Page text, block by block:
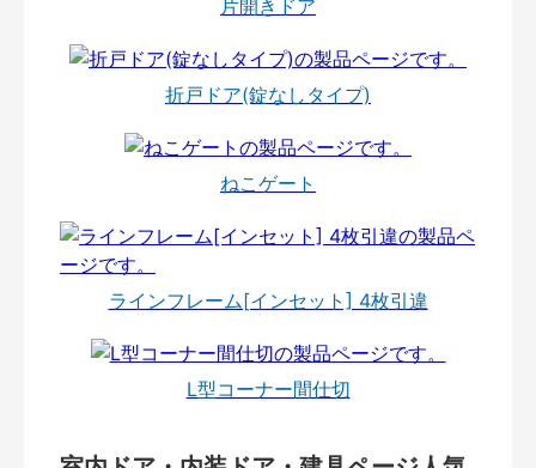
片開きドア
折戸ドア(錠なしタイプ)
ねこゲート
ラインフレーム[インセット] 4枚引違
L型コーナー間仕切